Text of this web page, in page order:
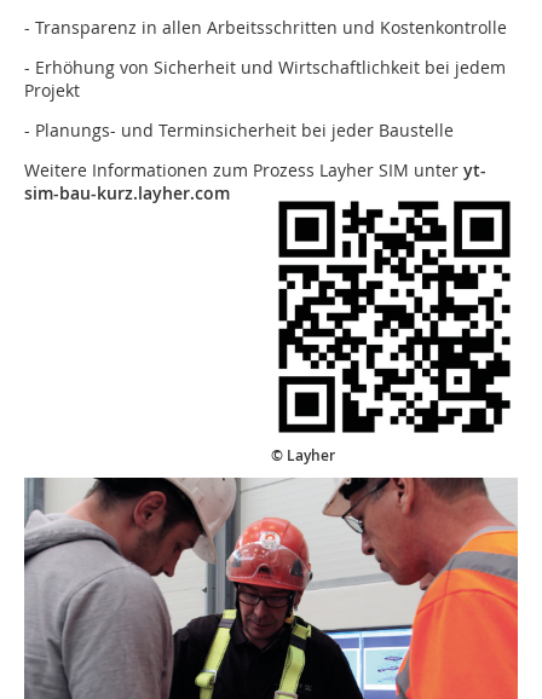
- Transparenz in allen Arbeitsschritten und Kostenkontrolle
- Erhöhung von Sicherheit und Wirtschaftlichkeit bei jedem
Projekt
- Planungs- und Terminsicherheit bei jeder Baustelle
Weitere Informationen zum Prozess Layher SIM unter yt-
sim-bau-kurz.layher.com
© Layher